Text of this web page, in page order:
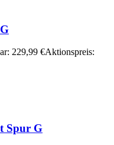
229,99 €Aktionspreis:
Spur G